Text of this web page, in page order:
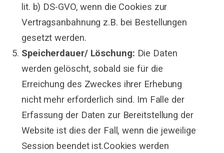
lit. b) DS-GVO, wenn die Cookies zur
Vertragsanbahnung z.B. bei Bestellungen
gesetzt werden.
Speicherdauer/ Löschung: Die Daten
werden gelöscht, sobald sie für die
Erreichung des Zweckes ihrer Erhebung
nicht mehr erforderlich sind. Im Falle der
Erfassung der Daten zur Bereitstellung der
Website ist dies der Fall, wenn die jeweilige
Session beendet ist.Cookies werden